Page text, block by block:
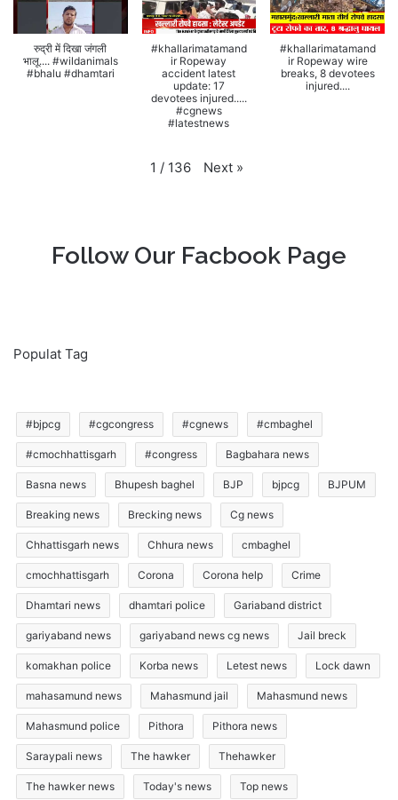
रुद्री में दिखा जंगली
भालू.... #wildanimals
#bhalu #dhamtari
#khallarimatamand
ir Ropeway
accident latest
update: 17
devotees injured.....
#cgnews
#latestnews
#khallarimatamand
ir Ropeway wire
breaks, 8 devotees
injured....
1 / 136 Next »
Follow Our Facbook Page
Populat Tag
#bjpcg #cgcongress #cgnews #cmbaghel
#cmochhattisgarh #congress Bagbahara news
Basna news Bhupesh baghel BJP bjpcg BJPUM
Breaking news Brecking news Cg news
Chhattisgarh news Chhura news cmbaghel
cmochhattisgarh Corona Corona help Crime
Dhamtari news dhamtari police Gariaband district
gariyaband news gariyaband news cg news Jail breck
komakhan police Korba news Letest news Lock dawn
mahasamund news Mahasmund jail Mahasmund news
Mahasmund police Pithora Pithora news
Saraypali news The hawker Thehawker
The hawker news Today's news Top news